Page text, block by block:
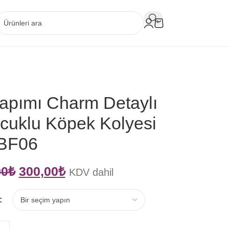
Charm Detaylı
Köpek Kolyesi
₺ 300,00₺ KDV dahil